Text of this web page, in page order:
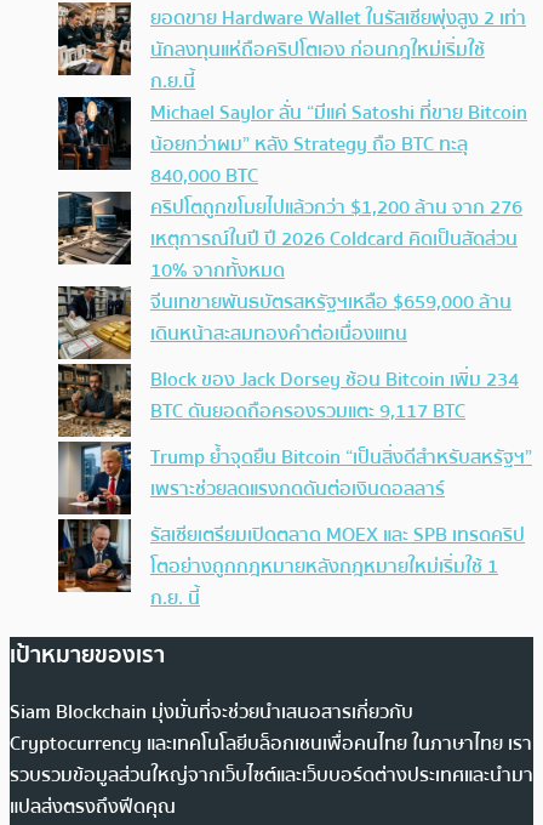
ยอดขาย Hardware Wallet ในรัสเซียพุ่งสูง 2 เท่า
นักลงทุนแห่ถือคริปโตเอง ก่อนกฎใหม่เริ่มใช้
ก.ย.นี้
Michael Saylor ลั่น “มีแค่ Satoshi ที่ขาย Bitcoin
น้อยกว่าผม” หลัง Strategy ถือ BTC ทะลุ
840,000 BTC
คริปโตถูกขโมยไปแล้วกว่า $1,200 ล้าน จาก 276
เหตุการณ์ในปี ปี 2026 Coldcard คิดเป็นสัดส่วน
10% จากทั้งหมด
จีนเทขายพันธบัตรสหรัฐฯเหลือ $659,000 ล้าน
เดินหน้าสะสมทองคำต่อเนื่องแทน
Block ของ Jack Dorsey ช้อน Bitcoin เพิ่ม 234
BTC ดันยอดถือครองรวมแตะ 9,117 BTC
Trump ย้ำจุดยืน Bitcoin “เป็นสิ่งดีสำหรับสหรัฐฯ”
เพราะช่วยลดแรงกดดันต่อเงินดอลลาร์
รัสเซียเตรียมเปิดตลาด MOEX และ SPB เทรดคริป
โตอย่างถูกกฎหมายหลังกฎหมายใหม่เริ่มใช้ 1
ก.ย. นี้
เป้าหมายของเรา
Siam Blockchain มุ่งมั่นที่จะช่วยนำเสนอสารเกี่ยวกับ
Cryptocurrency และเทคโนโลยีบล็อกเชนเพื่อคนไทย ในภาษาไทย เรา
รวบรวมข้อมูลส่วนใหญ่จากเว็บไซต์และเว็บบอร์ดต่างประเทศและนำมา
แปลส่งตรงถึงฟีดคุณ